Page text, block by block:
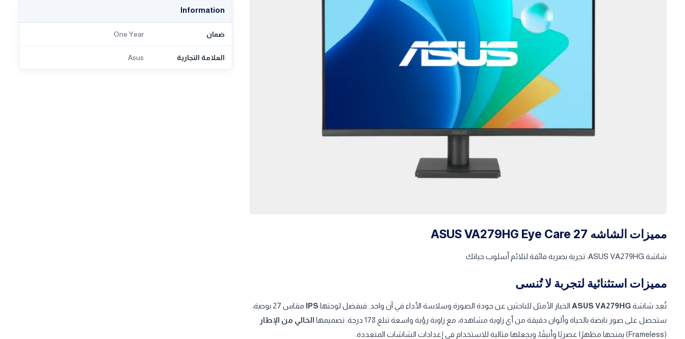
مميزات الشاشه ASUS VA279HG Eye Care 27
شاشة ASUS VA279HG: تجربة بصرية فائقة لتلائم أسلوب حياتك
مميزات استثنائية لتجربة لا تُنسى
تُعد شاشة ASUS VA279HG الخيار الأمثل للباحثين عن جودة الصورة وسلاسة الأداء في آن واحد. فبفضل لوحتها IPS
مقاس 27 بوصة،
ستحصل على صور نابضة بالحياة وألوان دقيقة من أي زاوية مشاهدة، مع زاوية رؤية واسعة تبلغ 178 درجة. تصميمها
الخالي من الإطار
(Frameless) يمنحها مظهرًا عصريًا وأنيقًا، ويجعلها مثالية للاستخدام في إعدادات الشاشات المتعددة.
Information
ضمان One Year
العلامة التجارية Asus